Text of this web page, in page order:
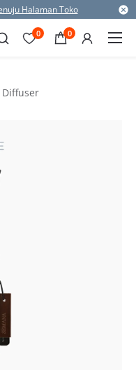
Halaman Toko
0 0
Diffuser